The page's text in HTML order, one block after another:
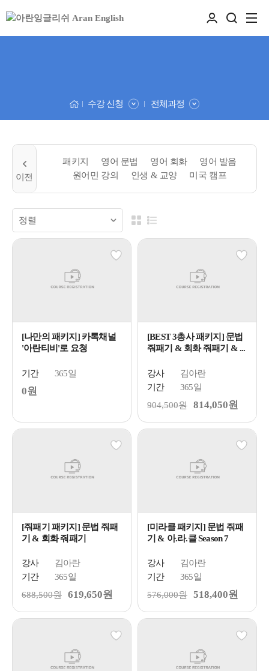
수강 신청 전체과정
패키지 영어 문법 영어 회화
영어 발음
원어민 강의
인생 & 교양 미국 캠프
[나만의 패키지] 카톡채널
'아란티비'로 요청
기간 365일
0원
[BEST 3총사 패키지] 문법
줘패기 & 회화 줘패기 & ...
강사
김아란
기간
365일
904,500원
814,050원
[줘패기 패키지] 문법 줘패
기 & 회화 줘패기
강사
김아란
기간
365일
688,500원
619,650원
[미라클 패키지] 문법 줘패
기 & 아.라.클 Season 7
강사
김아란
기간
365일
576,000원
518,400원